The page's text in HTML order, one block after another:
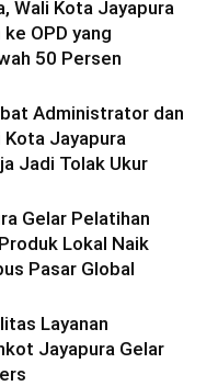
Wali Kota Jayapura
OPD yang
50 Persen
Administrator dan
Kota Jayapura
Jadi Tolak Ukur
Gelar Pelatihan
Lokal Naik
Pasar Global
Layanan
Jayapura Gelar